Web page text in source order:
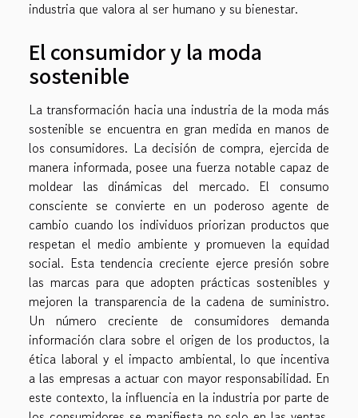
industria que valora al ser humano y su bienestar.
El consumidor y la moda
sostenible
La transformación hacia una industria de la moda más
sostenible se encuentra en gran medida en manos de
los consumidores. La decisión de compra, ejercida de
manera informada, posee una fuerza notable capaz de
moldear las dinámicas del mercado. El consumo
consciente se convierte en un poderoso agente de
cambio cuando los individuos priorizan productos que
respetan el medio ambiente y promueven la equidad
social. Esta tendencia creciente ejerce presión sobre
las marcas para que adopten prácticas sostenibles y
mejoren la transparencia de la cadena de suministro.
Un número creciente de consumidores demanda
información clara sobre el origen de los productos, la
ética laboral y el impacto ambiental, lo que incentiva
a las empresas a actuar con mayor responsabilidad. En
este contexto, la influencia en la industria por parte de